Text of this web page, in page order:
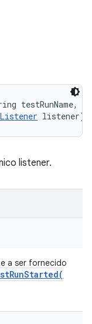
testRunName,
listener)
listener.
a ser fornecido